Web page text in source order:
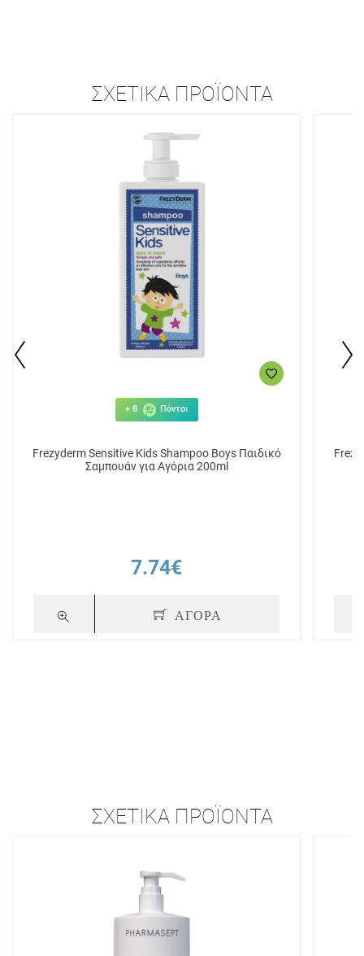
ΣΧΕΤΙΚΆ ΠΡΟΪΌΝΤΑ
+ 8 Πόντοι
Frezyderm Sensitive Kids Shampoo Boys Παιδικό
Σαμπουάν για Αγόρια 200ml
7.74€
ΑΓΟΡΑ
ΣΧΕΤΙΚΆ ΠΡΟΪΌΝΤΑ